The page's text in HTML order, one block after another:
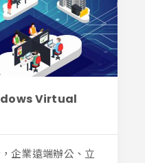
Virtual
企業遠端辦公、立